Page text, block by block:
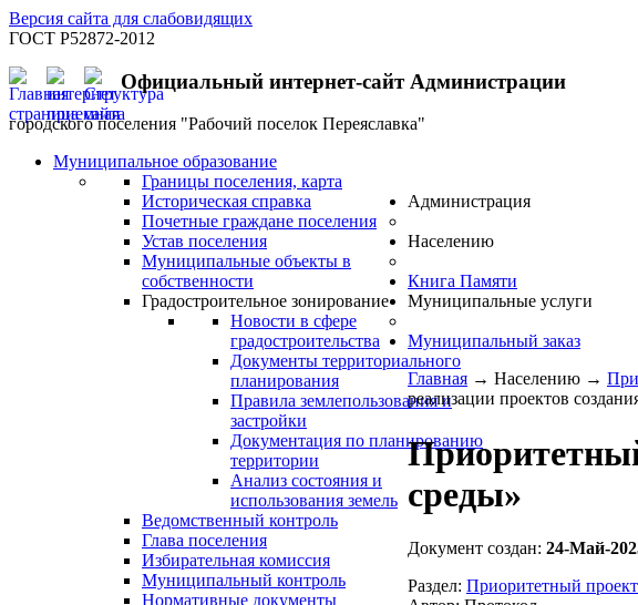
Версия сайта для слабовидящих
ГОСТ Р52872-2012
Официальный интернет-сайт Администрации
городского поселения "Рабочий поселок Переяславка"
Муниципальное образование
Границы поселения, карта
Историческая справка
Почетные граждане поселения
Устав поселения
Муниципальные объекты в
собственности
Градостроительное зонирование
Новости в сфере
градостроительства
Документы территориального
планирования
Правила землепользования и
застройки
Документация по планированию
территории
Анализ состояния и
использования земель
Ведомственный контроль
Глава поселения
Избирательная комиссия
Муниципальный контроль
Администрация
Нормативные документы
Населению
Книга Памяти
Муниципальные услуги
Муниципальный заказ
Главная → Населению →
реализации проектов
среды»
Документ создан: 24-Май-
Раздел: Приоритетный